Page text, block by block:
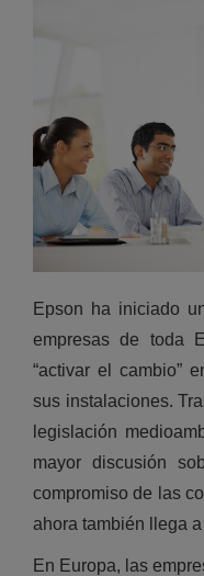
Epson ha iniciado
empresas de toda
“activar el cambio”
sus instalaciones.
legislación
mayor discusión
compromiso de las
ahora también llega
En Europa, las